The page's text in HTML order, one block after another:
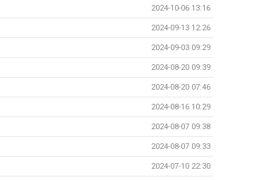
2024-10-06 13:16
2024-09-13 12:26
2024-09-03 09:29
2024-08-20 09:39
2024-08-20 07:46
2024-08-16 10:29
2024-08-07 09:38
2024-08-07 09:33
2024-07-10 22:30